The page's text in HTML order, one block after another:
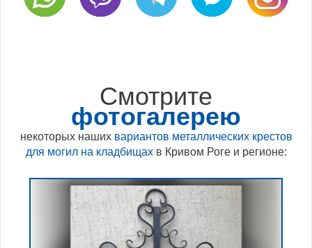
Смотрите
фотогалерею
некоторых наших вариантов металлических крестов
для могил на кладбищахв Кривом Роге и регионе: